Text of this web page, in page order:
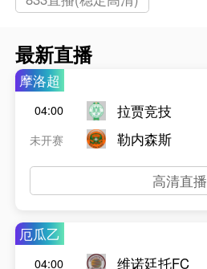
最新直播
摩洛超
04:00
未开赛
拉贾竞技
勒内森斯
高清直播
厄瓜乙
04:00
维诺廷托FC